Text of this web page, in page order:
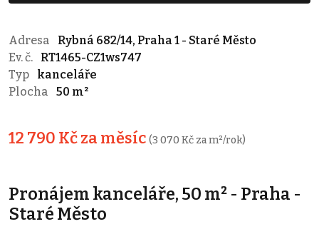
Adresa
Rybná 682/14, Praha 1 - Staré Město
Ev. č.
RT1465-CZ1ws747
Typ
kanceláře
Plocha
50 m²
12 790 Kč za měsíc (3 070 Kč za m²/rok)
Pronájem kanceláře, 50 m² - Praha -
Staré Město